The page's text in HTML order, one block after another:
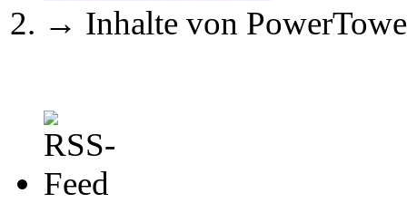
→ Inhalte von